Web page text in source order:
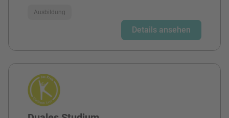
Ausbildung
Details ansehen